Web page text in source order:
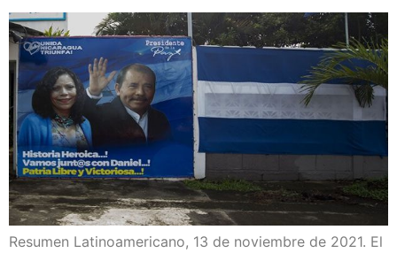
Resu­men Lati­no­ame­ri­cano, 13 de noviem­bre de 2021. El